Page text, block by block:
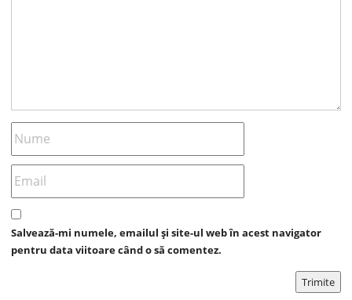
Salvează-mi numele, emailul și site-ul web în acest navigator
pentru data viitoare când o să comentez.